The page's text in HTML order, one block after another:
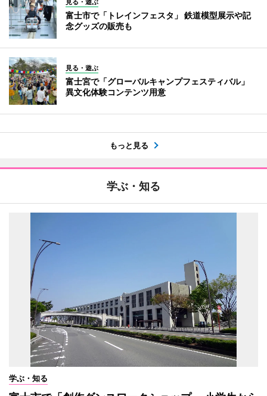
見る・遊ぶ
富士市で「トレインフェスタ」 鉄道模型展示や記
念グッズの販売も
見る・遊ぶ
富士宮で「グローバルキャンプフェスティバル」
異文化体験コンテンツ用意
もっと見る
学ぶ・知る
学ぶ・知る